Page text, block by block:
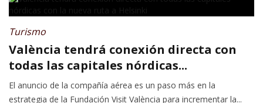
Turismo
València tendrá conexión directa con
todas las capitales nórdicas...
El anuncio de la compañía aérea es un paso más en la
estrategia de la Fundación Visit València para incrementar la...